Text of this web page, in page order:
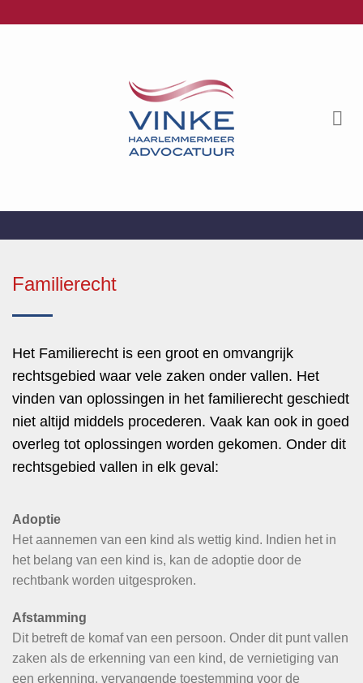
Familierecht
Het Familierecht is een groot en omvangrijk
rechtsgebied waar vele zaken onder vallen. Het
vinden van oplossingen in het familierecht geschiedt
niet altijd middels procederen. Vaak kan ook in goed
overleg tot oplossingen worden gekomen. Onder dit
rechtsgebied vallen in elk geval:
Adoptie
Het aannemen van een kind als wettig kind. Indien het in
het belang van een kind is, kan de adoptie door de
rechtbank worden uitgesproken.
Afstamming
Dit betreft de komaf van een persoon. Onder dit punt vallen
zaken als de erkenning van een kind, de vernietiging van
een erkenning, vervangende toestemming voor de